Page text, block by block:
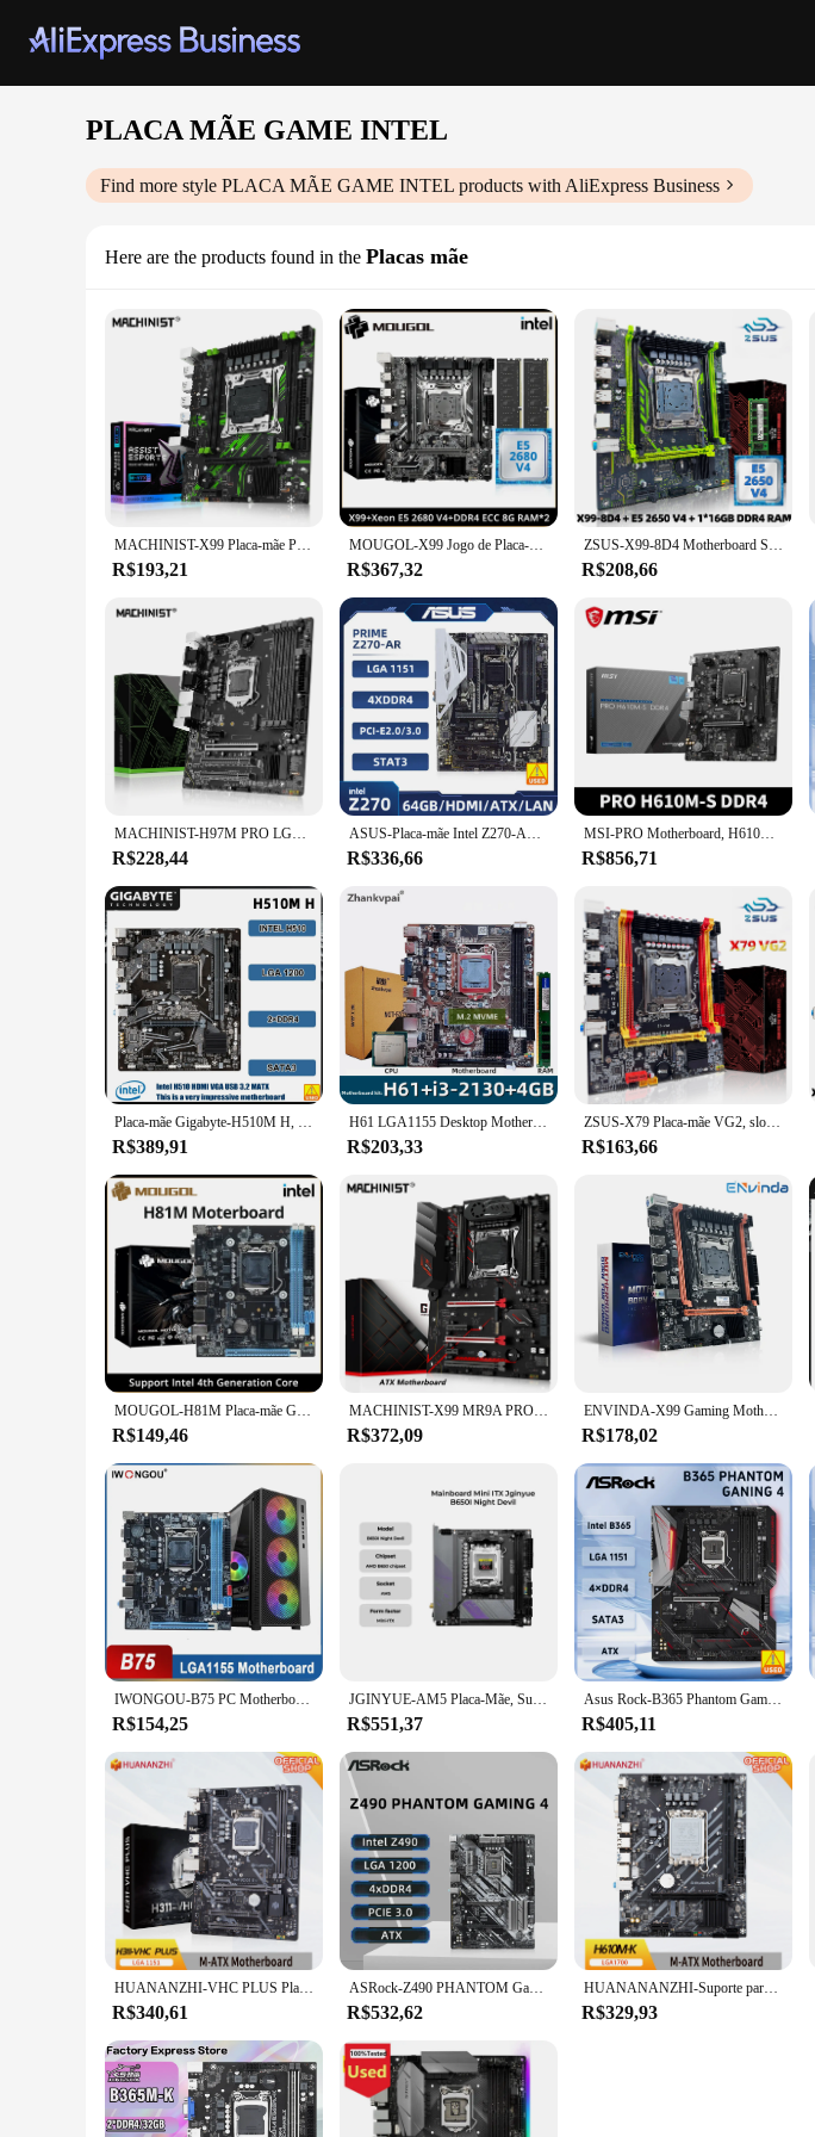
PLACA MÃE GAME INTEL
Find more style PLACA MÃE GAME INTEL products with AliExpress Business
Here are the products found in the Placas mãe
MACHINIST-X99 Placa-mãe PR9, LGA 2011-3, CPU Intel Xeon E5 V3 e V4, RAM DDR4, SATA, NVME, Slot M.2
R$193,21
MOUGOL-X99 Jogo de Placa-Mãe Gaming, Intel Xeon E5 2680 V4, DDR4, 8 GB x 2, 2133MHz, Dual Channel, ECC, RAM, M.2, NVME, Desktop, PC
R$367,32
ZSUS-X99-8D4 Motherboard Set Kit, Intel LGA2011-3, Xeon E5 2650 V4 CPU, DDR4, 16GB, 1x16GB, Memória RAM 2133MHz, NVME M.2 SATA
R$208,66
MACHINIST-H97M PRO LGA 1150 Motherboard, M-ATX Suporte, RAM DDR3, Intel Core I3, I5, I7, E3, CPU, SATA 3.0, USB 3.0, NVME, NGFF, M.2
R$228,44
ASUS-Placa-mãe Intel Z270-AR, Intel Z270, DDR4, 64GB, LGA 1151, Suporte i3-6300, i5-6500, i5-7400, i7-6700K, G4500, Cpu, M.2, ATX
R$336,66
MSI-PRO Motherboard, H610M-S DDR4, Suporte LGA 1700, i9-12900K, i7-12700K, i5-12600K, Chipset Intel H610, 2x DDR4, PCIe3.0, M-ATX
R$856,71
Placa-mãe Gigabyte-H510M H, usada para Intel H510, LGA 1200, suporta 2 x DDR4, MAX Up, 64GB, USB 3.2, Micro ATX, 11ª, 10ª geração CPU
R$389,91
H61 LGA1155 Desktop Motherboard, Intel Core, Dual Core, i3-2130, 3.4GHz, CPU, DDR3, Kit de Memória 4GB, Suporta M.2 SATA, VGA
R$203,33
ZSUS-X79 Placa-mãe VG2, slot LGA 2011, suporte a processador CPU Intel Xeon v1 v2, RAM DDR3, memória desktop, M.2, NVME, SATA 2.0
R$163,66
MOUGOL-H81M Placa-mãe Gaming, Dual Channel, DDR3, M.2, NVME, PCIEx16, HDMI, Interface VGA, LGA 1150, Suporta CPU Intel Core 4ª Geração
R$149,46
MACHINIST-X99 MR9A PRO MAX Motherboard Suporte LGA 2011-3, Processador CPU Intel Xeon E5 V3 e V4, Memória RAM DDR4, NVME, USB 3.0
R$372,09
ENVINDA-X99 Gaming Motherboard, M.2 NVME, Dual Channel, Memória DDR4, Suporte Xeon E5, V3, V4, Processador CPU LGA 2011-3
R$178,02
IWONGOU-B75 PC Motherboard Gaming Kit, Motherboard Set, Processador e Processador, I3, I5, I7, Placa DDR3, B75
R$154,25
JGINYUE-AM5 Placa-Mãe, Suporta AMD Ryzen Série 7000, Processador CPU, DDR5, Memória Dual Channel, RAM ITX B650i, Night Devil
R$551,37
Asus Rock-B365 Phantom Gaming 4 Placa-mãe, LGA 1151, DDR4, Suporte 64GB, i5-9400F, i3-9300T, i7-8700, CPU, ATX, PCI-E 3.0
R$405,11
HUANANZHI-VHC PLUS Placa-Mãe, Intel LGA 1151, Suporte 6, 7, 8, 9 Geração, DDR4, 2133 MHz, 2400 MHz, 2666MHz, 32GB, M.2 SATA3, USB 3.0, VGA, h311
R$340,61
ASRock-Z490 PHANTOM Gaming 4 Motherboard, Suporte i9-10900K, i7-10700, i5 10400, i3-10300, CPU, LGA1200, DDR4, 4400MHz, M.2, NVME, PCIe 3.0
R$532,62
HUANANANZHI-Suporte para placa-mãe, H610M K, MATX, DDR4, 12, 13, 14 Gen, H610, Intel, LGA 1700, CPU, 12100F, 12400F, 12490F, 12600F, 12700F, 13600F
R$329,93